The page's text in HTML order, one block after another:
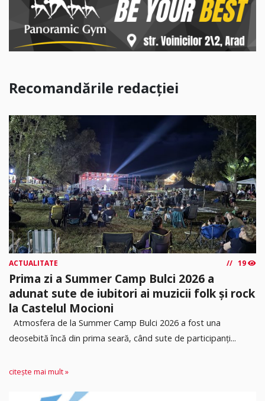
Recomandările redacției
ACTUALITATE 19
Prima zi a Summer Camp Bulci 2026 a
adunat sute de iubitori ai muzicii folk și rock
la Castelul Mocioni
Atmosfera de la Summer Camp Bulci 2026 a fost una
deosebită încă din prima seară, când sute de participanți...
citește mai mult »